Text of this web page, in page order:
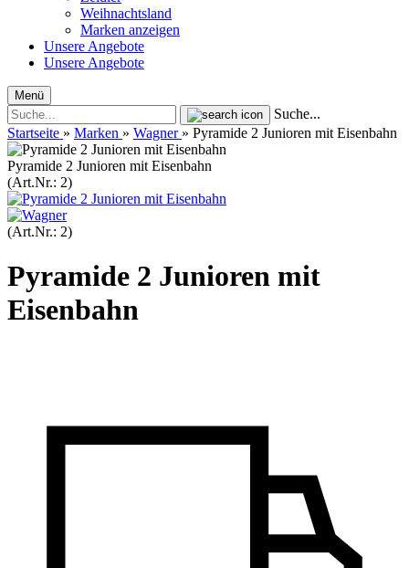
Weihnachtsland
Marken anzeigen
Unsere Angebote
Unsere Angebote
Menü
Suche...
Startseite » Marken » Wagner » Pyramide 2 Junioren mit Eisenbahn
Pyramide 2 Junioren mit Eisenbahn
(Art.Nr.: 2)
(Art.Nr.: 2)
Pyramide 2 Junioren mit
Eisenbahn